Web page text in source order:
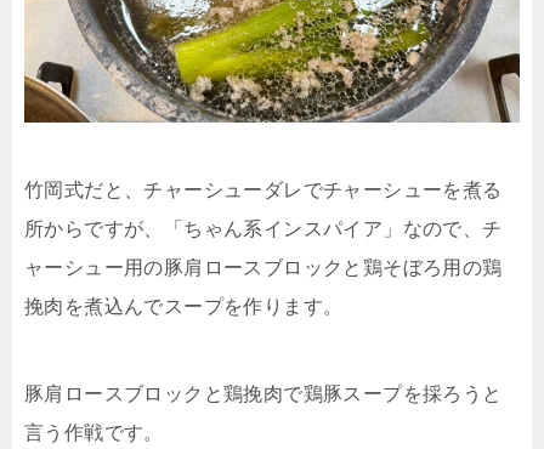
竹岡式だと、チャーシューダレでチャーシューを煮る
所からですが、「ちゃん系インスパイア」なので、チ
ャーシュー用の豚肩ロースブロックと鶏そぼろ用の鶏
挽肉を煮込んでスープを作ります。
豚肩ロースブロックと鶏挽肉で鶏豚スープを採ろうと
言う作戦です。